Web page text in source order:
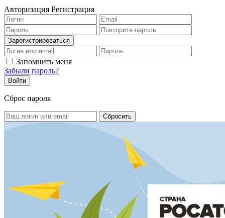
Авторизация Регистрация
Запомнить меня
Забыли пароль?
Сброс пароля